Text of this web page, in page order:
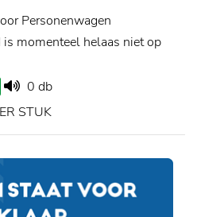
Personenwagen
is momenteel helaas niet op
0 db
STUK